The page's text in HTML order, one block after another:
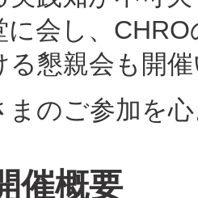
に会し、
る懇親会も開
まのご参加を
催概要